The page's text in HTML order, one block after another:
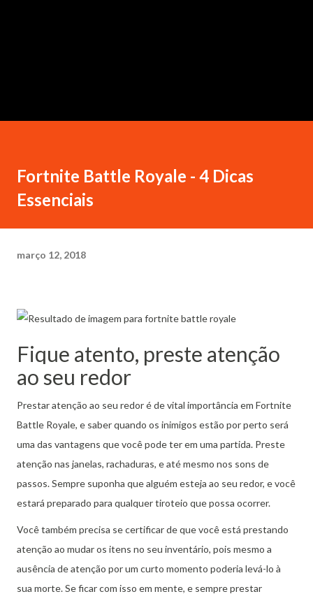
Fortnite Battle Royale - 4 Dicas
Essenciais
março 12, 2018
Fique atento, preste atenção
ao seu redor
Prestar atenção ao seu redor é de vital importância em Fortnite
Battle Royale, e saber quando os inimigos estão por perto será
uma das vantagens que você pode ter em uma partida. Preste
atenção nas janelas, rachaduras, e até mesmo nos sons de
passos.Sempre suponha que alguém esteja ao seu redor, e você
estará preparado para qualquer tiroteio que possa ocorrer.
Você também precisa se certificar de que você está prestando
atenção ao mudar os itens no seu inventário, pois mesmo a
ausência de atenção por um curto momento poderia levá-lo à
sua morte.Se ficar com isso em mente, e sempre prestar